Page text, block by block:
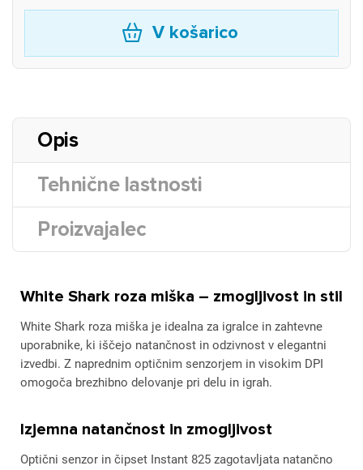
V košarico
Opis
Tehnične lastnosti
Proizvajalec
White Shark roza miška – zmogljivost in stil
White Shark roza miška je idealna za igralce in zahtevne
uporabnike, ki iščejo natančnost in odzivnost v elegantni
izvedbi. Z naprednim optičnim senzorjem in visokim DPI
omogoča brezhibno delovanje pri delu in igrah.
Izjemna natančnost in zmogljivost
Optični senzor in čipset Instant 825 zagotavljata natančno